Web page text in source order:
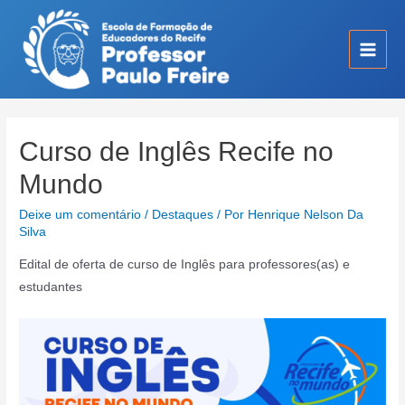
conteúdo
Main
Curso de Inglês Recife no
Mundo
Deixe um comentário / Destaques / Por Henrique Nelson Da
Silva
Edital de oferta de curso de Inglês para professores(as) e
estudantes